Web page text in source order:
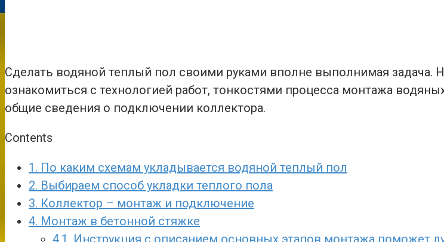
Сделать водяной теплый пол своими руками вполне выполнимая задача.
ознакомиться с технологией работ, тонкостями процесса монтажа
общие сведения о подключении коллектора.
Contents
1. По каким схемам укладывается водяной теплый пол
2. Выбираем способ укладки теплого пола
3. Коллектор – монтаж и подключение
4. Монтаж в бетонной стяжке
4.1. Инструкция с описанием основных этапов монтажа поможет